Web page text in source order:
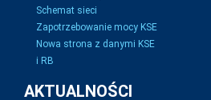
Schemat sieci
Zapotrzebowanie mocy KSE
Nowa strona z danymi KSE
i RB
AKTUALNOŚCI